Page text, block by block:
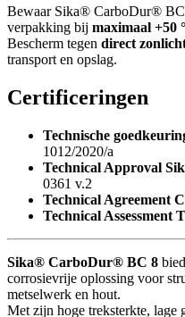
Bewaar Sika® CarboDur® BC
verpakking bij maximaal +50
Bescherm tegen direct
transport en opslag.
Certificeringen
Technische
1012/2020/a
Technical Approval
0361 v.2
Technical Agreement
Technical Assessment
Sika® CarboDur® BC 8
corrosievrije oplossing voor
metselwerk en hout.
Met zijn hoge treksterkte, lage